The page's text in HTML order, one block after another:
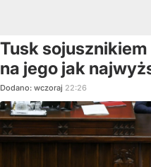
Tusk sojusznikiem
na jego jak
Dodano: wczoraj 22:26